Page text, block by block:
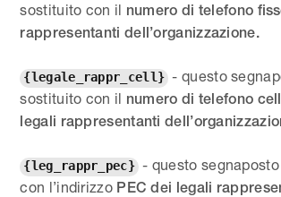
sostituito con il numero di telefono
rappresentanti dell’organizzazione.
{legale_rappr_cell} - questo
sostituito con il numero di telefono
legali rappresentanti
{leg_rappr_pec} - questo
con l’indirizzo PEC dei legali